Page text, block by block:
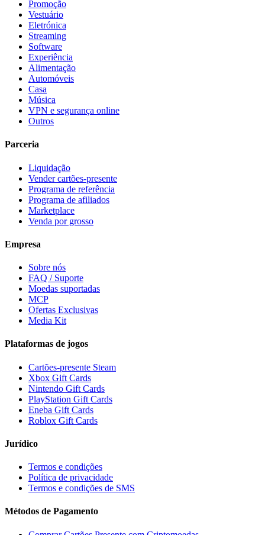
Promoção
Vestuário
Eletrónica
Streaming
Software
Experiência
Alimentação
Automóveis
Casa
Música
VPN e segurança online
Outros
Parceria
Liquidação
Vender cartões-presente
Programa de referência
Programa de afiliados
Marketplace
Venda por grosso
Empresa
Sobre nós
FAQ / Suporte
Moedas suportadas
MCP
Ofertas Exclusivas
Media Kit
Plataformas de jogos
Cartões-presente Steam
Xbox Gift Cards
Nintendo Gift Cards
PlayStation Gift Cards
Eneba Gift Cards
Roblox Gift Cards
Jurídico
Termos e condições
Política de privacidade
Termos e condições de SMS
Métodos de Pagamento